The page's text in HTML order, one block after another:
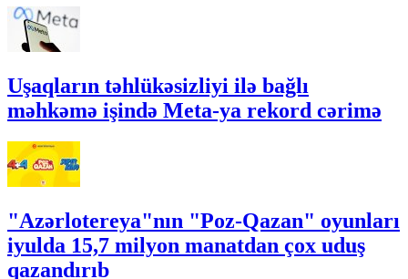
Uşaqların təhlükəsizliyi ilə bağlı
məhkəmə işində Meta-ya rekord cərimə
"Azərlotereya"nın "Poz-Qazan" oyunları
iyulda 15,7 milyon manatdan çox uduş
qazandırıb